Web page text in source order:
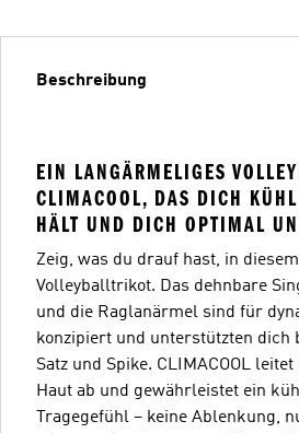
Beschreibung
EIN LANGÄRMELIGES
CLIMACOOL, DAS DICH
HÄLT UND DICH OPTIMAL
Zeig, was du drauf hast, in
Volleyballtrikot. Das dehnbare
und die Raglanärmel sind für
konzipiert und unterstützten dich
Satz und Spike. CLIMACOOL
Haut ab und gewährleistet ein
Tragegefühl – keine Ablenkung,